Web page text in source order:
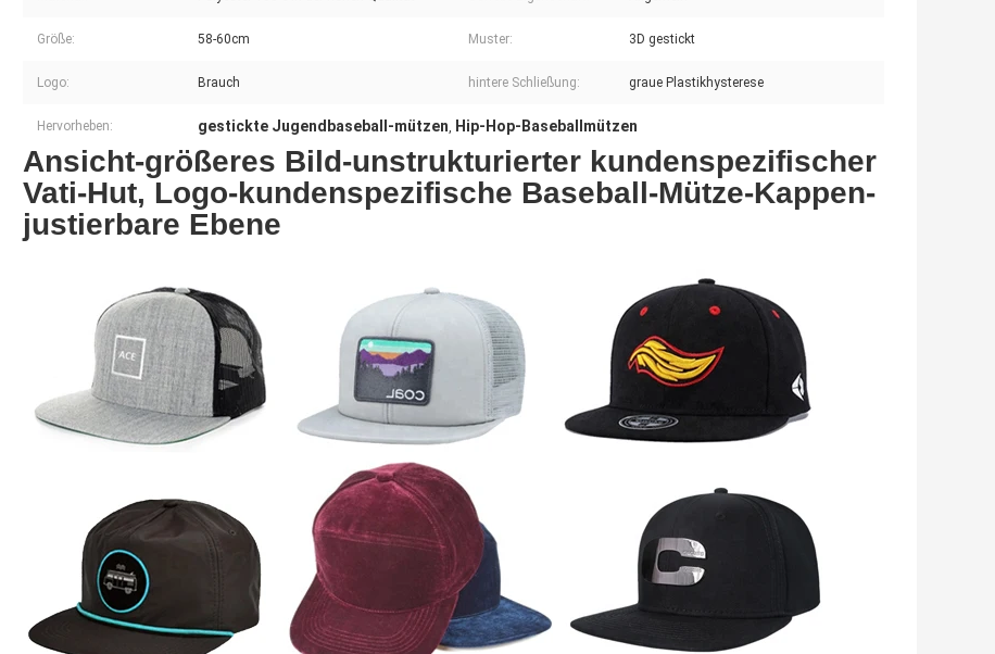
Größe: 58-60cm Muster: 3D gestickt
Logo: Brauch hintere Schließung: graue Plastikhysterese
Hervorheben: gestickte Jugendbaseball-mützen Hip-Hop-Baseballmützen
Ansicht-größeres Bild-unstrukturierter kundenspezifischer
Vati-Hut, Logo-kundenspezifische Baseball-Mütze-Kappen-
justierbare Ebene